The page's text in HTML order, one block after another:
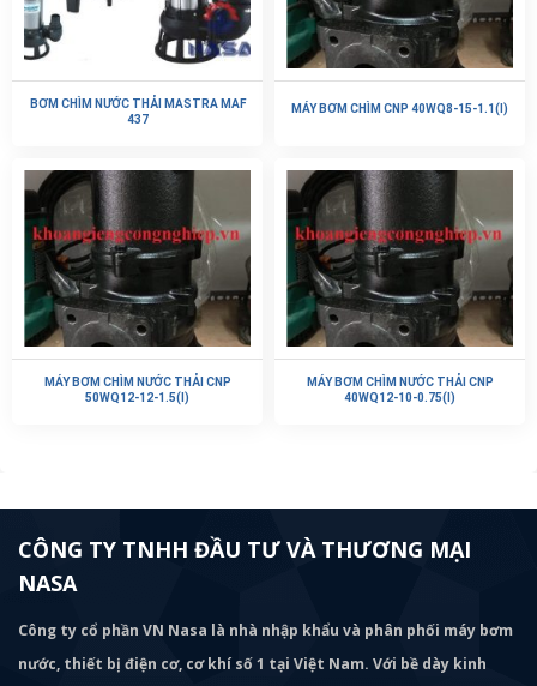
BƠM CHÌM NƯỚC THẢI MASTRA MAF
437
MÁY BƠM CHÌM CNP 40WQ8-15-1.1(I)
MÁY BƠM CHÌM NƯỚC THẢI CNP
50WQ12-12-1.5(I)
MÁY BƠM CHÌM NƯỚC THẢI CNP
40WQ12-10-0.75(I)
CÔNG TY TNHH ĐẦU TƯ VÀ THƯƠNG MẠI
NASA
Công ty cổ phần VN Nasa là nhà nhập khẩu và phân phối máy bơm
nước, thiết bị điện cơ, cơ khí số 1 tại Việt Nam. Với bề dày kinh